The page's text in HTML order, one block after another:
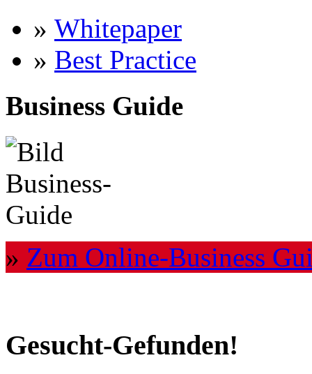
» Whitepaper
» Best Practice
Business Guide
» Zum Online-Business
Gesucht-Gefunden!